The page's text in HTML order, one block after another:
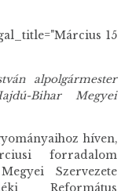
15
alpolgármester
Bihar Megyei
híven,
forradalom
Szervezete